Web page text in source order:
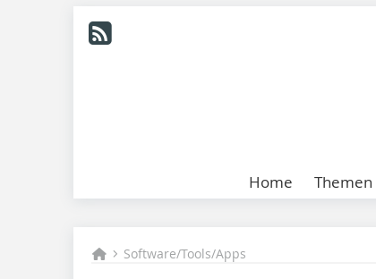
Home Themen
Software/Tools/Apps